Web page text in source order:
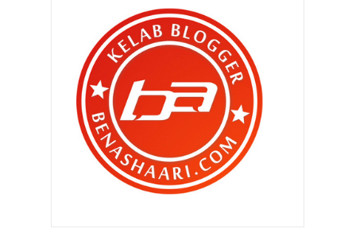
Oktober 2011(418)
Jom Sengih | Gila gersang mamat ni
BEN ASHAARI dan 5 Rakan Blogger
Kalau aku nak berblog sampai tua ??
Jom Senyum | Sapa lagi cute
Jom Fikir |Seks di mana mana tanpa
kira tempat !